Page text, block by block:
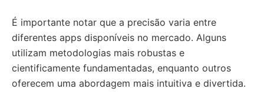
É importante notar que a precisão varia entre
diferentes apps disponíveis no mercado. Alguns
utilizam metodologias mais robustas e
cientificamente fundamentadas, enquanto outros
oferecem uma abordagem mais intuitiva e divertida.